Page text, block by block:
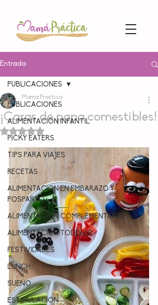
Entrada
PUBLICACIONES
ALIMENTACION INFANTIL
PICKY EATERS
TIPS PARA VIAJES
RECETAS
ALIMENTACION EN EMBARAZO Y
POSPARTO
ALIMENTACIÓN COMPLEMENTARIA
ALIMENTACION TODDLER
FESTIVIDADES
LUNCH
SUEÑO
ESTIMULACIÓN
PUBLICACIONES
¡Caras de papa comestibles!
Mamá Practica
Obtuvo NaN de 5 estrellas.